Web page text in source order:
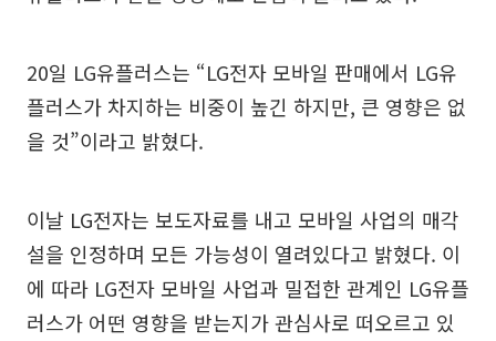
20일 LG유플러스는 “LG전자 모바일 판매에서 LG유
플러스가 차지하는 비중이 높긴 하지만, 큰 영향은 없
을 것”이라고 밝혔다.
이날 LG전자는 보도자료를 내고 모바일 사업의 매각
설을 인정하며 모든 가능성이 열려있다고 밝혔다. 이
에 따라 LG전자 모바일 사업과 밀접한 관계인 LG유플
러스가 어떤 영향을 받는지가 관심사로 떠오르고 있